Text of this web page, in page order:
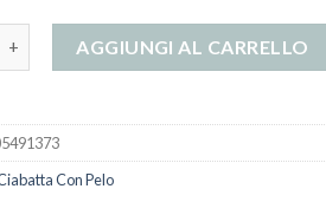
AGGIUNGI AL CARRELLO
Con Pelo